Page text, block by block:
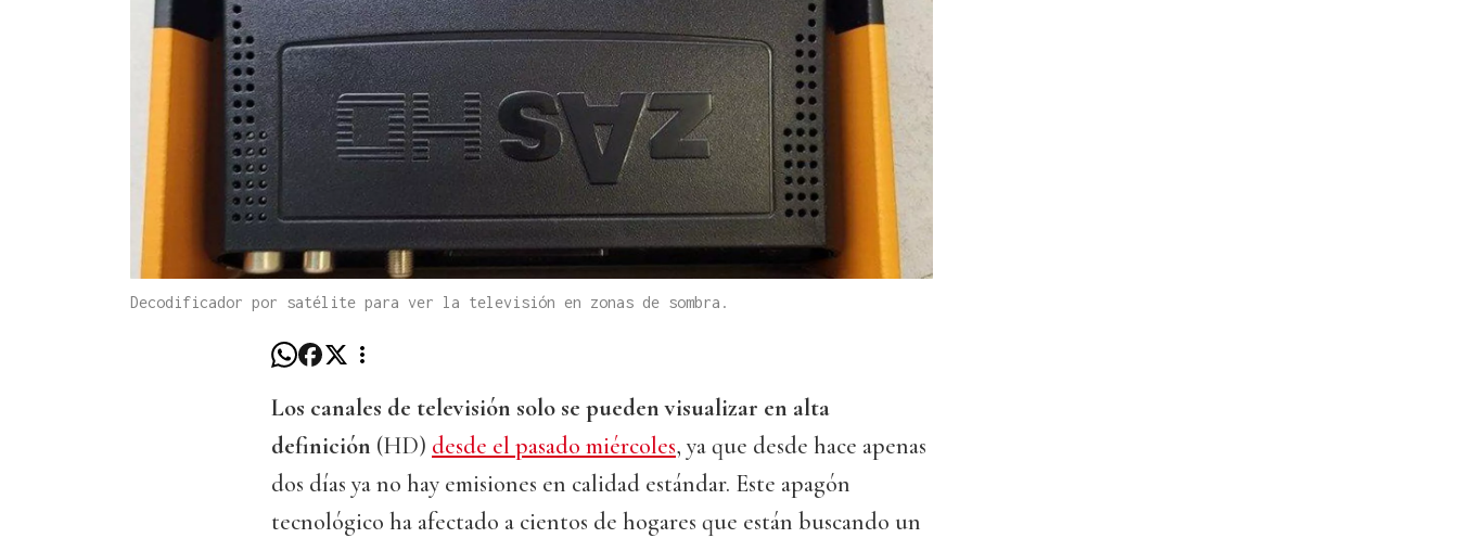
Decodificador por satélite para ver la televisión en zonas de sombra.
Los canales de televisión solo se pueden visualizar en alta
definición (HD) desde el pasado miércoles, ya que desde hace apenas
dos días ya no hay emisiones en calidad estándar. Este apagón
tecnológico ha afectado a cientos de hogares que están buscando un